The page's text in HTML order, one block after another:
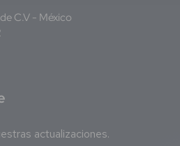
C.V - México
actualizaciones.